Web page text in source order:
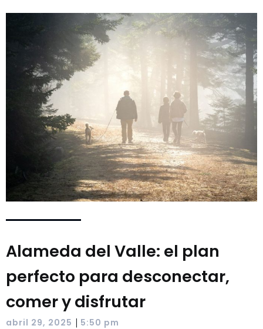
Alameda del Valle: el plan
perfecto para desconectar,
comer y disfrutar
abril 29, 2025 | 5:50 pm